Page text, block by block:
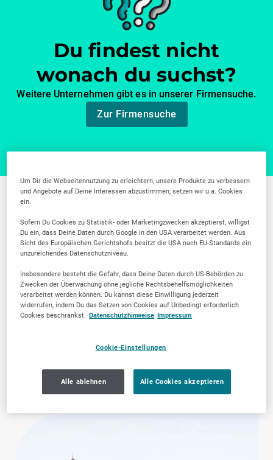
Du findest nicht
wonach du suchst?
Weitere Unternehmen gibt es in unserer Firmensuche.
Zur Firmensuche
Remscheid
Organisationen,
Gewerkschaften
Um Dir die Webseitennutzung zu erleichtern, unsere Produkte zu verbessern
und Angebote auf Deine Interessen abzustimmen, setzen wir u.a. Cookies
ein.
Sofern Du Cookies zu Statistik- oder Marketingzwecken akzeptierst, willigst
Du ein, dass Deine Daten durch Google in den USA verarbeitet werden. Aus
Sicht des Europäischen Gerichtshofs besitzt die USA nach EU-Standards ein
unzureichendes Datenschutzniveau.
Insbesondere besteht die Gefahr, dass Deine Daten durch US-Behörden zu
Zwecken der Überwachung ohne jegliche Rechtsbehelfsmöglichkeiten
verarbeitet werden können. Du kannst diese Einwilligung jederzeit
widerrufen, indem Du das Setzen von Cookies auf Unbedingt erforderlich
Cookies beschränkst. Datenschutzhinweise Impressum
Cookie-Einstellungen
Alle ablehnen Alle Cookies akzeptieren